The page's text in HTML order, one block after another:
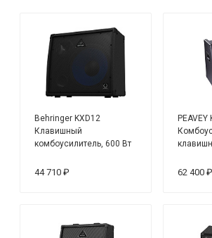
Behringer KXD12
Клавишный
комбоусилитель, 600 Вт
44 710 ₽
PEAVEY
Вт
62 400 ₽